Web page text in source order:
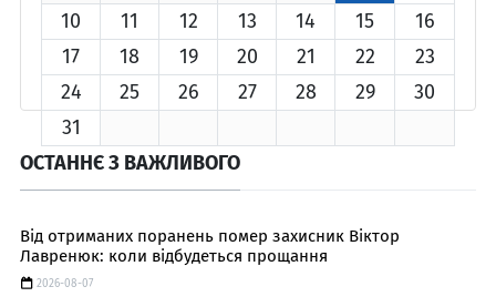
10
11 12 13 14 15
16
17
18 19 20 21 22
23
24
25 26 27 28 29
30
31
ОСТАННЄ З ВАЖЛИВОГО
Від отриманих поранень помер захисник Віктор
Лавренюк: коли відбудеться прощання
2026-08-07